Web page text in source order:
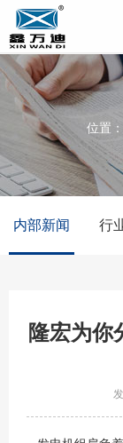
位置：
内部新闻 行
隆宏为你